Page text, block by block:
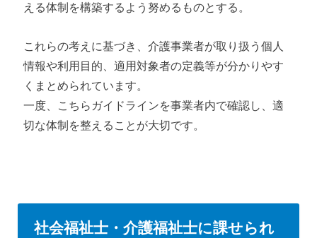
える体制を構築するよう努めるものとする。
これらの考えに基づき、介護事業者が取り扱う個人
情報や利用目的、適用対象者の定義等が分かりやす
くまとめられています。
一度、こちらガイドラインを事業者内で確認し、適
切な体制を整えることが大切です。
社会福祉士・介護福祉士に課せられ